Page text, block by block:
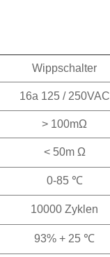
Wippschalter
16a 125 / 250VAC
> 100mΩ
< 50m Ω
0-85 ℃
10000 Zyklen
93% + 25 ℃